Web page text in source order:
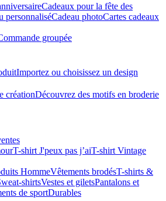
Cadeaux pour la fête des
personnaliséCadeau photoCartes cadeaux
groupée
Importez ou choisissez un design
créationDécouvrez des motifs en broderie
T-shirt J'peux pas j’aiT-shirt Vintage
HommeVêtements brodésT-shirts &
shirtsVestes et giletsPantalons et
de sportDurables